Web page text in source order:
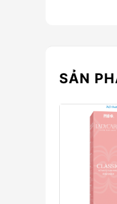
SẢN